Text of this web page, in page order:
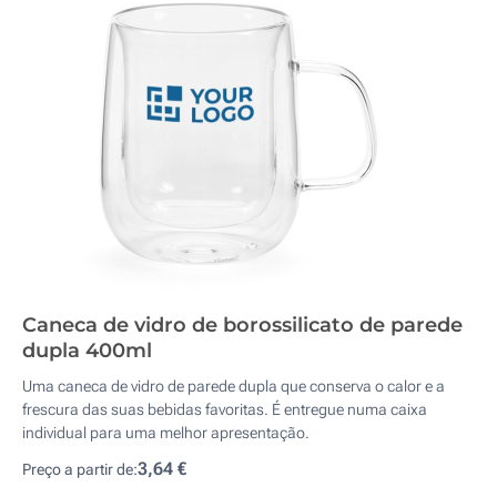
Caneca de vidro de borossilicato de parede
dupla 400ml
Uma caneca de vidro de parede dupla que conserva o calor e a
frescura das suas bebidas favoritas. É entregue numa caixa
individual para uma melhor apresentação.
Preço a partir de:3,64 €